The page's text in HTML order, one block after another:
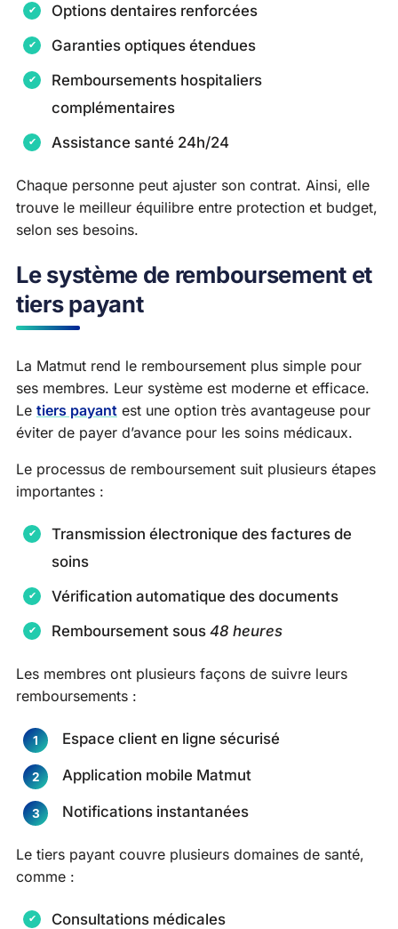
Options dentaires renforcées
Garanties optiques étendues
Remboursements hospitaliers
complémentaires
Assistance santé 24h/24
Chaque personne peut ajuster son contrat. Ainsi, elle
trouve le meilleur équilibre entre protection et budget,
selon ses besoins.
Le système de remboursement et
tiers payant
La Matmut rend le remboursement plus simple pour
ses membres. Leur système est moderne et efficace.
Le tiers payant est une option très avantageuse pour
éviter de payer d’avance pour les soins médicaux.
Le processus de remboursement suit plusieurs étapes
importantes :
Transmission électronique des factures de
soins
Vérification automatique des documents
Remboursement sous 48 heures
Les membres ont plusieurs façons de suivre leurs
remboursements :
Espace client en ligne sécurisé
Application mobile Matmut
Notifications instantanées
Le tiers payant couvre plusieurs domaines de santé,
comme :
Consultations médicales